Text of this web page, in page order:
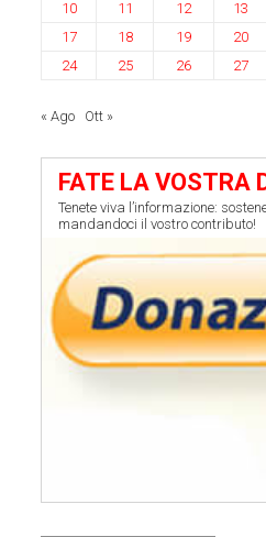
10
11 12 13
17
18 19 20
24
25 26 27
« Ago Ott »
FATE LA VOSTRA
Tenete viva l’informazione:
mandandoci il vostro contributo!